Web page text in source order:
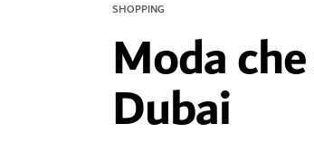
SHOPPING
Moda
Dubai